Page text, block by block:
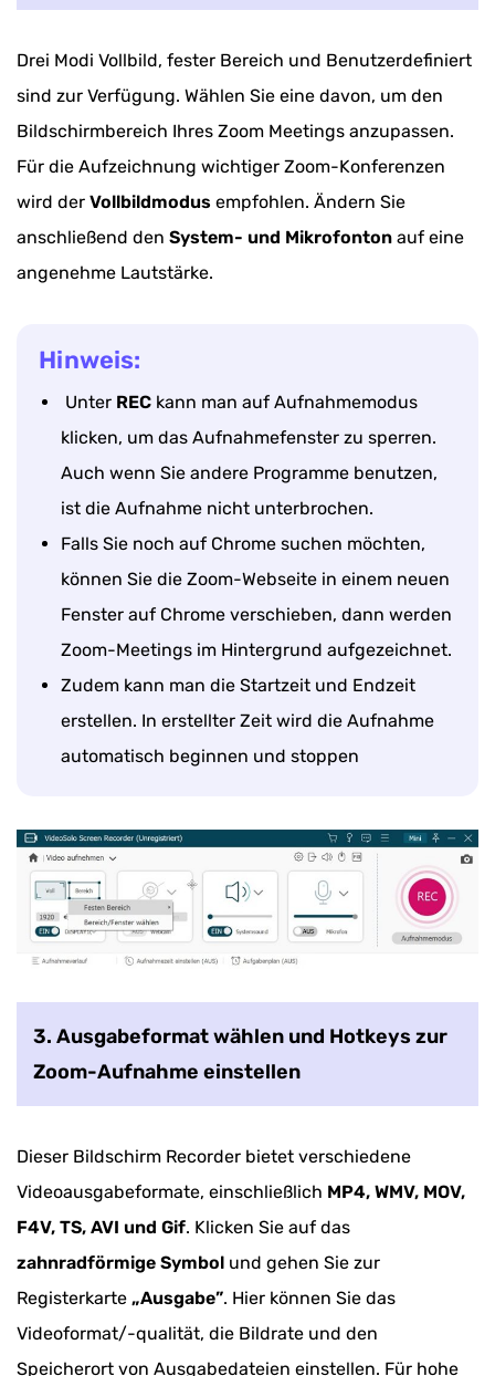
Drei Modi Vollbild, fester Bereich und Benutzerdefiniert
sind zur Verfügung. Wählen Sie eine davon, um den
Bildschirmbereich Ihres Zoom Meetings anzupassen.
Für die Aufzeichnung wichtiger Zoom-Konferenzen
wird der Vollbildmodus empfohlen. Ändern Sie
anschließend den System- und Mikrofonton auf eine
angenehme Lautstärke.
Hinweis:
Unter REC kann man auf Aufnahmemodus
klicken, um das Aufnahmefenster zu sperren.
Auch wenn Sie andere Programme benutzen,
ist die Aufnahme nicht unterbrochen.
Falls Sie noch auf Chrome suchen möchten,
können Sie die Zoom-Webseite in einem neuen
Fenster auf Chrome verschieben, dann werden
Zoom-Meetings im Hintergrund aufgezeichnet.
Zudem kann man die Startzeit und Endzeit
erstellen. In erstellter Zeit wird die Aufnahme
automatisch beginnen und stoppen
3. Ausgabeformat wählen und Hotkeys zur
Zoom-Aufnahme einstellen
Dieser Bildschirm Recorder bietet verschiedene
Videoausgabeformate, einschließlich MP4, WMV, MOV,
F4V, TS, AVI und Gif. Klicken Sie auf das
zahnradförmige Symbol und gehen Sie zur
Registerkarte „Ausgabe”. Hier können Sie das
Videoformat/-qualität, die Bildrate und den
Speicherort von Ausgabedateien einstellen. Für hohe